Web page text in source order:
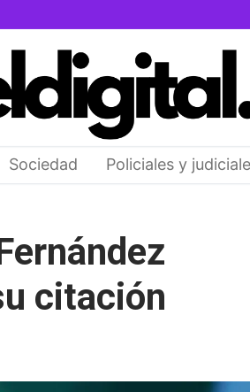
Sociedad Policiales y
citación